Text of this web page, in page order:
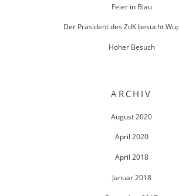
Feier in Blau
Der Präsident des ZdK besucht
Hoher Besuch
ARCHIV
August 2020
April 2020
April 2018
Januar 2018